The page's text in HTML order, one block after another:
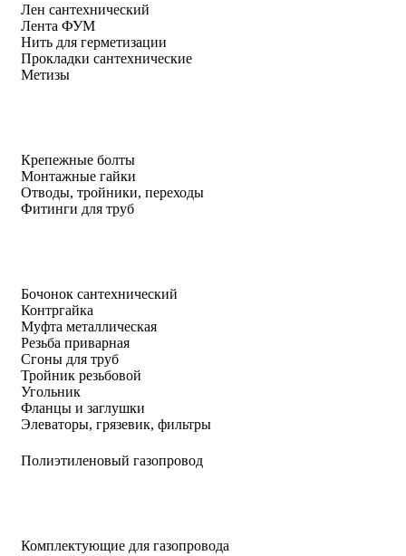
Лен сантехнический
Лента ФУМ
Нить для герметизации
Прокладки сантехнические
Метизы
Крепежные болты
Монтажные гайки
Отводы, тройники, переходы
Фитинги для труб
Бочонок сантехнический
Контргайка
Муфта металлическая
Резьба приварная
Сгоны для труб
Тройник резьбовой
Угольник
Фланцы и заглушки
Элеваторы, грязевик, фильтры
Полиэтиленовый газопровод
Комплектующие для газопровода